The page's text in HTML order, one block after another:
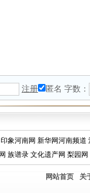
注册 匿名 字数：
印象河南网 新华网河南频道
族谱录 文化遗产网 梨园网
网站首页 关